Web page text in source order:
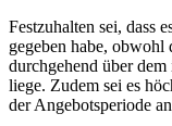
Festzuhalten sei, dass
gegeben habe,
durchgehend über
liege. Zudem sei es
der Angebotsperiode